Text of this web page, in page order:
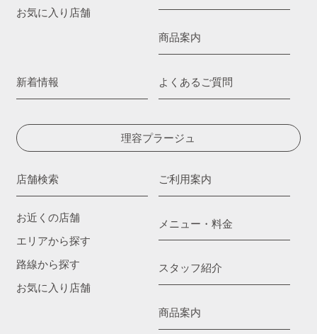
お気に入り店舗
商品案内
新着情報 よくあるご質問
理容プラージュ
店舗検索
お近くの店舗
エリアから探す
路線から探す
お気に入り店舗
ご利用案内
メニュー・料金
スタッフ紹介
商品案内